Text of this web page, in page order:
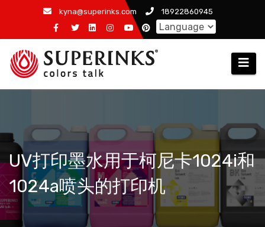
内
kyna@superinks.com 18922860945
UV打印墨水用于柯尼卡1024i和
1024a喷头的打印机